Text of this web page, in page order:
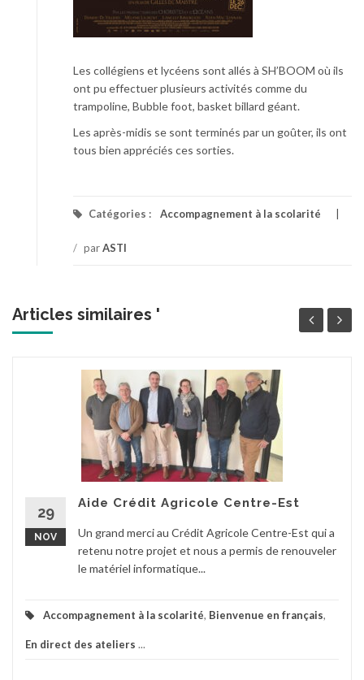
Les collégiens et lycéens sont allés à SH’BOOM où ils
ont pu effectuer plusieurs activités comme du
trampoline, Bubble foot, basket billard géant.
Les après-midis se sont terminés par un goûter, ils ont
tous bien appréciés ces sorties.
Catégories : Accompagnement à la scolarité
/ parASTI
Articles similaires '
29
NOV
Aide Crédit Agricole Centre-Est
Un grand merci au Crédit Agricole Centre-Est qui a
retenu notre projet et nous a permis de renouveler
le matériel informatique...
Accompagnement à la scolarité, Bienvenue en français,
En direct des ateliers ...